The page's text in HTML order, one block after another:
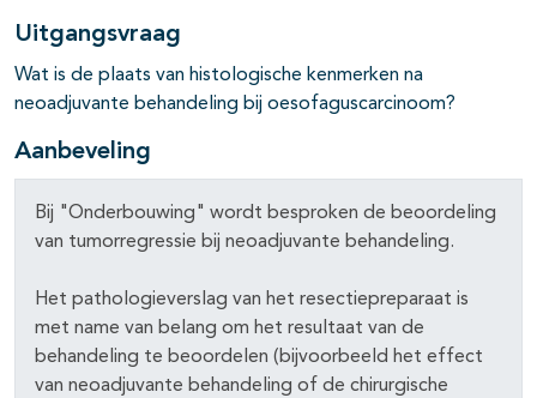
open- en dichtklappen
open- en dichtklappen
open- en dichtklappen
open- en dichtklappen
Uitgangsvraag
Wat is de plaats van histologische kenmerken na
neoadjuvante behandeling bij oesofaguscarcinoom?
Aanbeveling
Bij "Onderbouwing" wordt besproken de beoordeling
van tumorregressie bij neoadjuvante behandeling.
Het pathologieverslag van het resectiepreparaat is
met name van belang om het resultaat van de
behandeling te beoordelen (bijvoorbeeld het effect
van neoadjuvante behandeling of de chirurgische